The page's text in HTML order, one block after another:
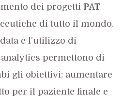
dei progetti PAT
di tutto il mondo.
e l’utilizzo di
permettono di
gli obiettivi: aumentare
per il paziente finale e